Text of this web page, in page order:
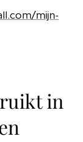
mijn-
in